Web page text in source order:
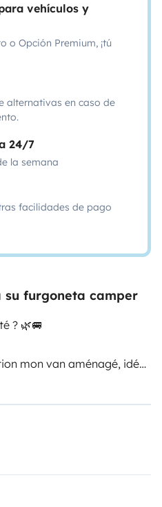
vehículos y
o Opción Premium, ¡tú
alternativas en caso de
24/7
la semana
facilidades de pago
su furgoneta camper
? 🌿🚐
mon van aménagé, idéal
simplicité. Basé sur un
compact, facile à
pour organiser vos